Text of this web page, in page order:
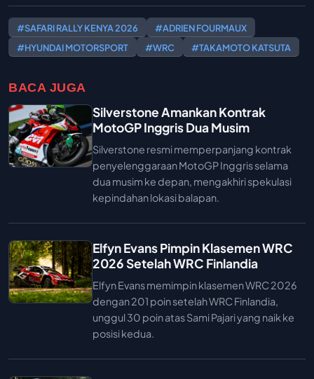
#SAFARI RALLY KENYA 2026
#ADRIEN FOURMAUX
#HYUNDAI MOTORSPORT
#WRC #TAKAMOTO KATSUTA
BACA JUGA
Silverstone Amankan Kontrak
MotoGP Inggris Dua Musim
Silverstone resmi memperpanjang kontrak
penyelenggaraan MotoGP Inggris selama
dua musim ke depan, mengakhiri spekulasi
kepindahan lokasi balapan.
Elfyn Evans Pimpin Klasemen WRC
2026 Setelah WRC Finlandia
Elfyn Evans memimpin klasemen WRC 2026
dengan 201 poin setelah WRC Finlandia,
unggul 30 poin atas Sami Pajari yang naik ke
posisi kedua.